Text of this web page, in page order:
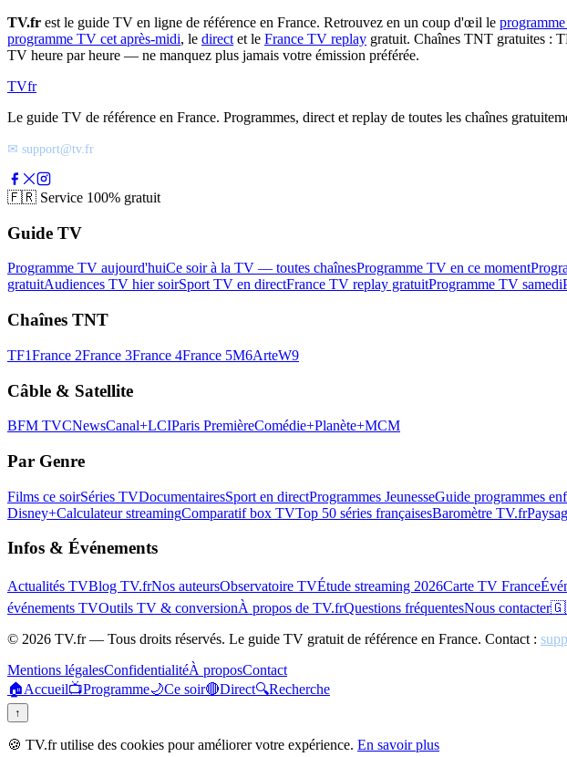
TV.fr est le guide TV en ligne de référence en France. Retrouvez en un coup d'œil le
programme TV cet après-midi, le direct et le France TV replay gratuit. Chaînes TNT gratuites :
TV heure par heure — ne manquez plus jamais votre émission préférée.
TVfr
Le guide TV de référence en France. Programmes, direct et replay de toutes les chaînes
✉ support@tv.fr
🇫🇷 Service 100% gratuit
Guide TV
Programme TV aujourd'huiCe soir à la TV — toutes chaînesProgramme TV en ce moment
gratuitAudiences TV hier soirSport TV en directFrance TV replay gratuitProgramme TV samedi
Chaînes TNT
TF1France 2France 3France 4France 5M6ArteW9
Câble & Satellite
BFM TVCNewsCanal+LCIParis PremièreComédie+Planète+MCM
Par Genre
Films ce soirSéries TVDocumentairesSport en directProgrammes JeunesseGuide programmes
Disney+Calculateur streamingComparatif box TVTop 50 séries françaisesBaromètre TV.fr
Infos & Événements
Actualités TVBlog TV.frNos auteursObservatoire TVÉtude streaming 2026Carte TV France
événements TVOutils TV & conversionÀ propos de TV.frQuestions fréquentesNous contacter
© 2026 TV.fr — Tous droits réservés. Le guide TV gratuit de référence en France. Contact :
Mentions légalesConfidentialitéÀ proposContact
🏠Accueil📺Programme🌙Ce soir🔴Direct🔍Recherche
↑
🍪 TV.fr utilise des cookies pour améliorer votre expérience. En savoir plus